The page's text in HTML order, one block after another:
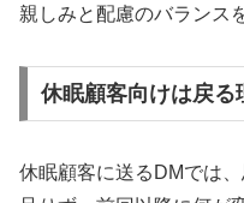
親しみと配慮のバランス
休眠顧客向けは戻る
休眠顧客に送るDMでは